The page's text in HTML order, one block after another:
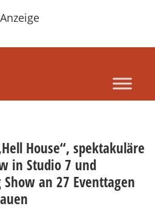
Anzeige
House“, spektakuläre
in Studio 7 und
an 27 Eventtagen